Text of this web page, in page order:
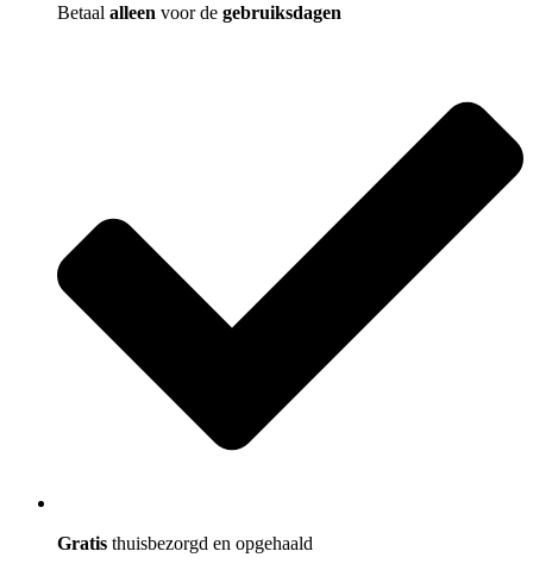
Betaal alleen voor de gebruiksdagen
Gratis thuisbezorgd en opgehaald